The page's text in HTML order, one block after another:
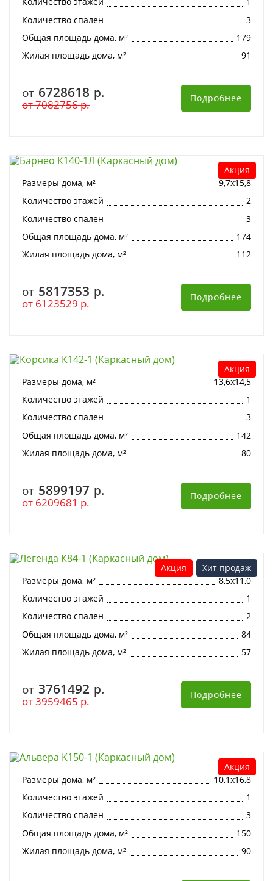
Количество спален
3
Общая площадь дома, м²
179
Жилая площадь дома, м²
91
от 6728618 р.
от7082756р. Подробнее
Акция
Размеры дома, м²
9,7х15,8
Количество этажей
2
Количество спален
3
Общая площадь дома, м²
174
Жилая площадь дома, м²
112
от 5817353 р.
от6123529р. Подробнее
Акция
Размеры дома, м²
13,6х14,5
Количество этажей
1
Количество спален
3
Общая площадь дома, м²
142
Жилая площадь дома, м²
80
от 5899197 р.
от6209681р. Подробнее
Акция
Хит продаж
Размеры дома, м²
8,5х11,0
Количество этажей
1
Количество спален
2
Общая площадь дома, м²
84
Жилая площадь дома, м²
57
от 3761492 р.
от3959465р. Подробнее
Акция
Размеры дома, м²
10,1х16,8
Количество этажей
1
Количество спален
3
Общая площадь дома, м²
150
Жилая площадь дома, м²
90